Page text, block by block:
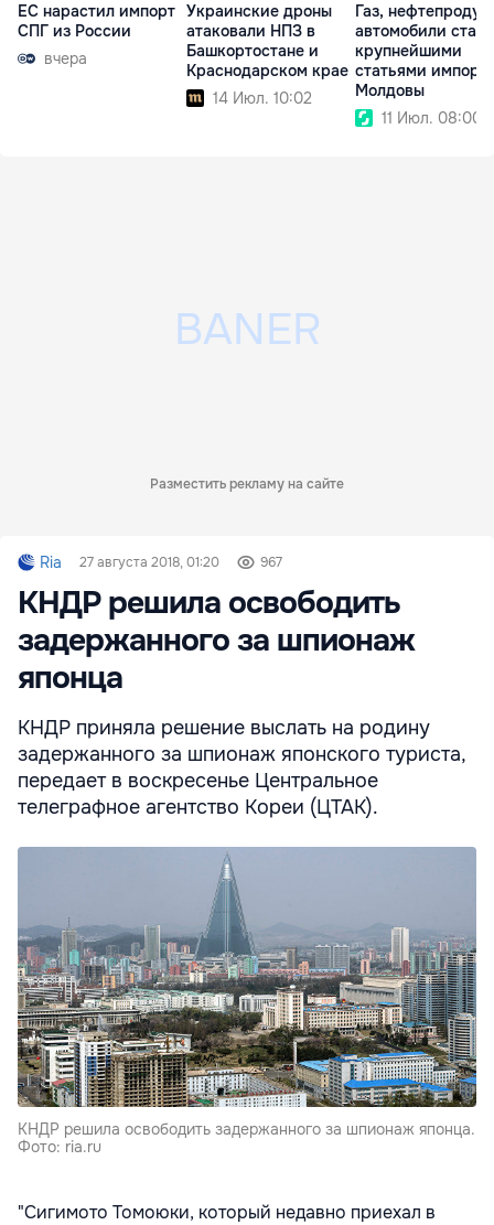
ЕС нарастил импорт
СПГ из России
вчера
Украинские дроны
атаковали НПЗ в
Башкортостане и
Краснодарском крае
14 Июл. 10:02
Газ,
автомобили стали
крупнейшими
статьями
Молдовы
11 Июл. 08:00
Разместить рекламу на сайте
Ria 27 августа 2018, 01:20 967
КНДР решила освободить
задержанного за шпионаж
японца
КНДР приняла решение выслать на родину
задержанного за шпионаж японского туриста,
передает в воскресенье Центральное
телеграфное агентство Кореи (ЦТАК).
КНДР решила освободить задержанного за шпионаж японца.
Фото: ria.ru
"Сигимото Томоюки, который недавно приехал в